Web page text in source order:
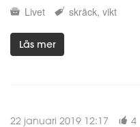
Livet
skräck vikt
Läs mer
22 januari 2019 12:17 4